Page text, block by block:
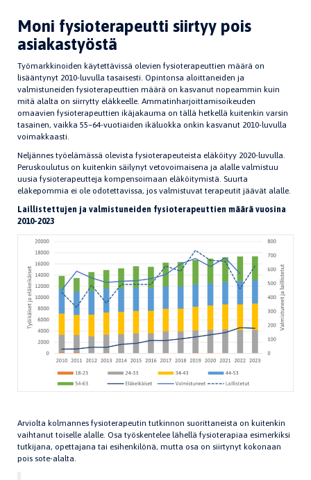
Moni fysioterapeutti siirtyy pois
asiakastyöstä
Työmarkkinoiden käytettävissä olevien fysioterapeuttien määrä on
lisääntynyt 2010-luvulla tasaisesti. Opintonsa aloittaneiden ja
valmistuneiden fysioterapeuttien määrä on kasvanut nopeammin kuin
mitä alalta on siirrytty eläkkeelle. Ammatinharjoittamisoikeuden
omaavien fysioterapeuttien ikäjakauma on tällä hetkellä kuitenkin varsin
tasainen, vaikka 55–64-vuotiaiden ikäluokka onkin kasvanut 2010-luvulla
voimakkaasti.
Neljännes työelämässä olevista fysioterapeuteista eläköityy 2020-luvulla.
Peruskoulutus on kuitenkin säilynyt vetovoimaisena ja alalle valmistuu
uusia fysioterapeutteja kompensoimaan eläköitymistä. Suurta
eläkepommia ei ole odotettavissa, jos valmistuvat terapeutit jäävät alalle.
Laillistettujen ja valmistuneiden fysioterapeuttien määrä vuosina
2010-2023
Arviolta kolmannes fysioterapeutin tutkinnon suorittaneista on kuitenkin
vaihtanut toiselle alalle. Osa työskentelee lähellä fysioterapiaa esimerkiksi
tutkijana, opettajana tai esihenkilönä, mutta osa on siirtynyt kokonaan
pois sote-alalta.